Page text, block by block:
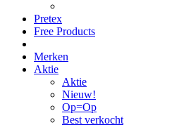
Pretex
Free Products
Merken
Aktie
Aktie
Nieuw!
Op=Op
Best verkocht